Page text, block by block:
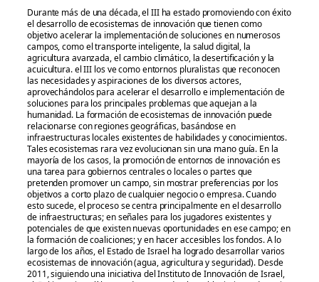
Durante más de una década, el III ha estado promoviendo con éxito
el desarrollo de ecosistemas de innovación que tienen como
objetivo acelerar la implementación de soluciones en numerosos
campos, como el transporte inteligente, la salud digital, la
agricultura avanzada, el cambio climático, la desertificación y la
acuicultura. el III los ve como entornos pluralistas que reconocen
las necesidades y aspiraciones de los diversos actores,
aprovechándolos para acelerar el desarrollo e implementación de
soluciones para los principales problemas que aquejan a la
humanidad. La formación de ecosistemas de innovación puede
relacionarse con regiones geográficas, basándose en
infraestructuras locales existentes de habilidades y conocimientos.
Tales ecosistemas rara vez evolucionan sin una mano guía. En la
mayoría de los casos, la promoción de entornos de innovación es
una tarea para gobiernos centrales o locales o partes que
pretenden promover un campo, sin mostrar preferencias por los
objetivos a corto plazo de cualquier negocio o empresa. Cuando
esto sucede, el proceso se centra principalmente en el desarrollo
de infraestructuras; en señales para los jugadores existentes y
potenciales de que existen nuevas oportunidades en ese campo; en
la formación de coaliciones; y en hacer accesibles los fondos. A lo
largo de los años, el Estado de Israel ha logrado desarrollar varios
ecosistemas de innovación (agua, agricultura y seguridad). Desde
2011, siguiendo una iniciativa del Instituto de Innovación de Israel,